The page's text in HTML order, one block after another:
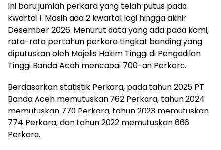
Ini baru jumlah perkara yang telah putus pada
kwartal I. Masih ada 2 kwartal lagi hingga akhir
Desember 2026. Menurut data yang ada pada kami,
rata-rata pertahun perkara tingkat banding yang
diputuskan oleh Majelis Hakim Tinggi di Pengadilan
Tinggi Banda Aceh mencapai 700-an Perkara.
Berdasarkan statistik Perkara, pada tahun 2025 PT
Banda Aceh memutuskan 762 Perkara, tahun 2024
memutuskan 770 Perkara, tahun 2023 memutuskan
774 Perkara, dan tahun 2022 memutuskan 666
Perkara.